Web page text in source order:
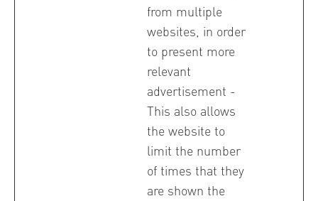
from multiple
websites, in order
to present more
relevant
advertisement -
This also allows
the website to
limit the number
of times that they
are shown the